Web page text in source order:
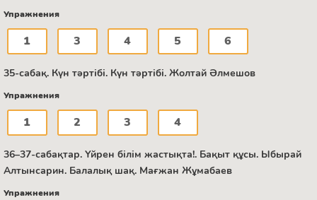
Упражнения
1 3 4 5 6
35-сабақ. Күн тәртібі. Күн тәртібі. Жолтай Әлмешов
Упражнения
1 2 3 4
36–37-сабақтар. Үйрен білім жастықта!. Бақыт құсы. Ыбырай
Алтынсарин. Балалық шақ. Мағжан Жұмабаев
Упражнения